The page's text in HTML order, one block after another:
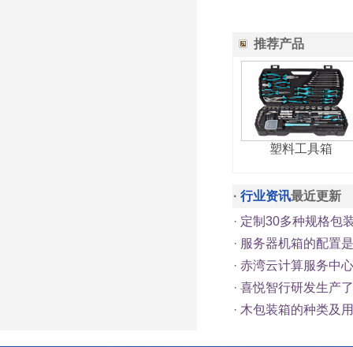
推荐产品
塑料工具箱
· 行业资讯最近更新
· 定制30多种规格包
· 服务器机箱的配置
· 赤湾云计算服务中
· 喜悦智行研发生产
· 木包装箱的种类及